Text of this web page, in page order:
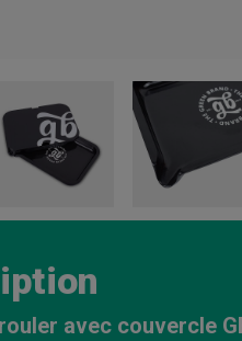
avec couvercle